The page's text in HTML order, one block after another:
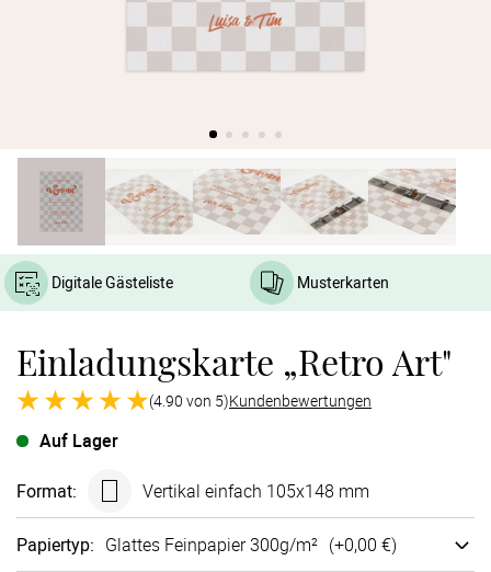
Digitale Gästeliste Musterkarten
Einladungskarte „Retro Art"
(4.90 von 5)Kundenbewertungen
Auf Lager
Format: Vertikal einfach 105x148 mm
Papiertyp: Glattes Fein­papier 300g/m² (+0,00 €)